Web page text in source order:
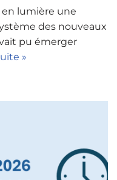
en lumière une
des nouveaux
pu émerger
»